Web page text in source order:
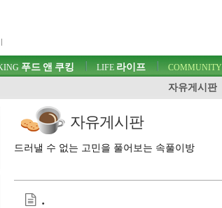
푸드 앤 쿠킹 LIFE 라이프 COMMUNITY
자유게시판
자유게시판
드러낼 수 없는 고민을 풀어보는 속풀이방
.